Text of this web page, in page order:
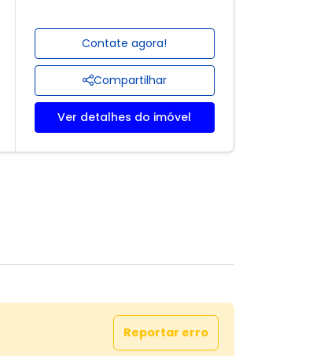
Contate agora!
Compartilhar
Ver detalhes do imóvel
Reportar erro